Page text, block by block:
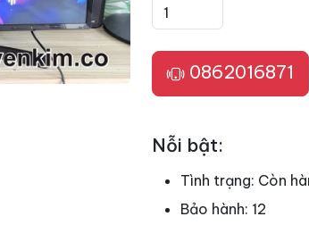
0862016871
Nỗi bật:
Tình trạng: Còn
Bảo hành: 12